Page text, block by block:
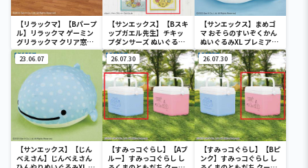
【リラックマ】【Bパープ
ル】リラックマ ゲーミン
グリラックマ クリア窓付
き収納ボックス
【サンエックス】【Bスキ
ップガエル先生】チキッ
プダンサーズ ぬいぐるみ
ウォールポケット
【サンエックス】まめゴ
マ おそらのすいぞくかん
ぬいぐるみXL プレミアム
まめゴマ
23.06.07
【サンエックス】【じん
べえさん】じんべえさん
26.07.30
【すみっコぐらし】【Aブ
ルー】すみっコぐらし し
26.07.30
【すみっコぐらし】【Bピ
ンク】すみっコぐらし し